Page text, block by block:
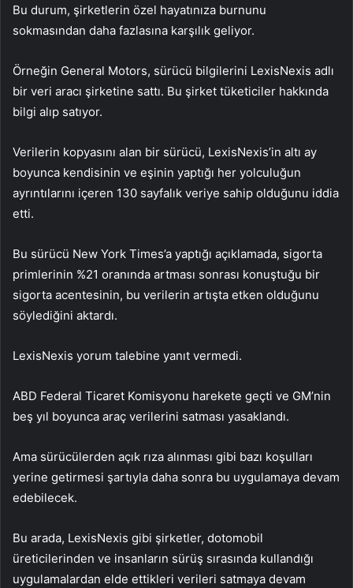
Bu durum, şirketlerin özel hayatınıza burnunu
sokmasından daha fazlasına karşılık geliyor.
Örneğin General Motors, sürücü bilgilerini LexisNexis adlı
bir veri aracı şirketine sattı. Bu şirket tüketiciler hakkında
bilgi alıp satıyor.
Verilerin kopyasını alan bir sürücü, LexisNexis’in altı ay
boyunca kendisinin ve eşinin yaptığı her yolculuğun
ayrıntılarını içeren 130 sayfalık veriye sahip olduğunu iddia
etti.
Bu sürücü New York Times’a yaptığı açıklamada, sigorta
primlerinin %21 oranında artması sonrası konuştuğu bir
sigorta acentesinin, bu verilerin artışta etken olduğunu
söylediğini aktardı.
LexisNexis yorum talebine yanıt vermedi.
ABD Federal Ticaret Komisyonu harekete geçti ve GM’nin
beş yıl boyunca araç verilerini satması yasaklandı.
Ama sürücülerden açık rıza alınması gibi bazı koşulları
yerine getirmesi şartıyla daha sonra bu uygulamaya devam
edebilecek.
Bu arada, LexisNexis gibi şirketler, dotomobil
üreticilerinden ve insanların sürüş sırasında kullandığı
uygulamalardan elde ettikleri verileri satmaya devam